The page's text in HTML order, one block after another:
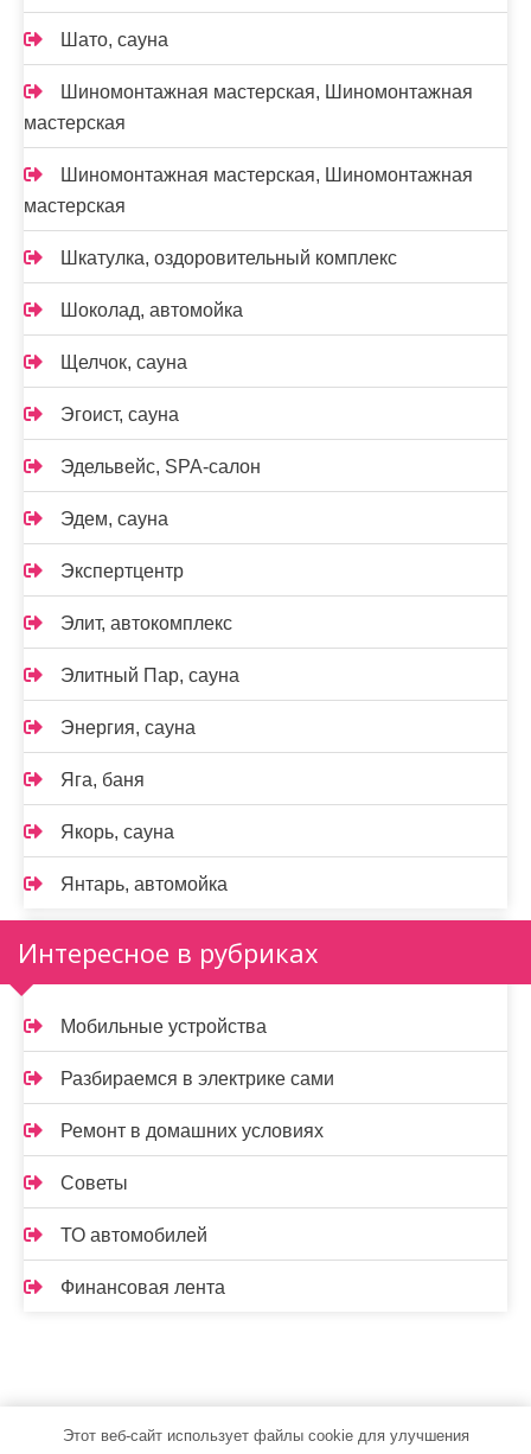
Шато, сауна
Шиномонтажная мастерская, Шиномонтажная
мастерская
Шиномонтажная мастерская, Шиномонтажная
мастерская
Шкатулка, оздоровительный комплекс
Шоколад, автомойка
Щелчок, сауна
Эгоист, сауна
Эдельвейс, SPA-салон
Эдем, сауна
Экспертцентр
Элит, автокомплекс
Элитный Пар, сауна
Энергия, сауна
Яга, баня
Якорь, сауна
Янтарь, автомойка
Интересное в рубриках
Мобильные устройства
Разбираемся в электрике сами
Ремонт в домашних условиях
Советы
ТО автомобилей
Финансовая лента
Этот веб-сайт использует файлы cookie для улучшения